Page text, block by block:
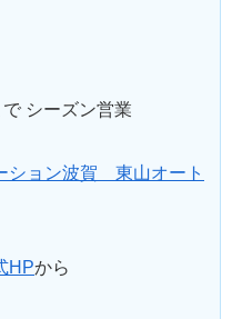
シーズン営業
ション波賀 東山オート
HPから